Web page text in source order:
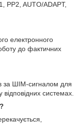
PP2, AUTO/ADAPT,
електронного
до фактичних
за ШІМ-сигналом для
системах.